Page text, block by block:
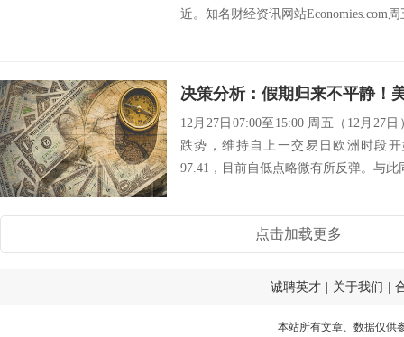
近。知名财经资讯网站Economies.com
12月27日07:00至15:00 周五（12月27
跌势，维持自上一交易日欧洲时段
97.41，目前自低点略微有所反弹。与
点击加载更多
诚聘英才 关于我们
本站所有文章、数据仅供